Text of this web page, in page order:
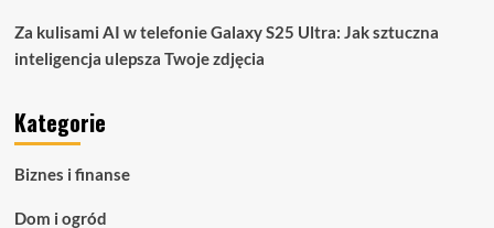
Za kulisami AI w telefonie Galaxy S25 Ultra: Jak sztuczna
inteligencja ulepsza Twoje zdjęcia
Kategorie
Biznes i finanse
Dom i ogród